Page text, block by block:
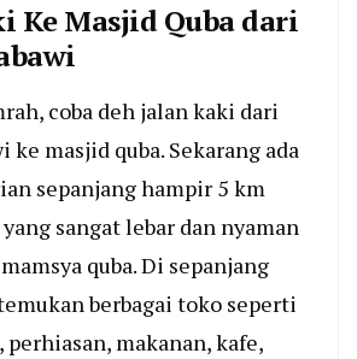
Ke Masjid Quba dari
coba deh jalan kaki dari
ke masjid quba. Sekarang ada
sepanjang hampir 5 km
sangat lebar dan nyaman
quba. Di sepanjang
berbagai toko seperti
makanan, kafe,